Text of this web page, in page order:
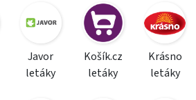
Javor
letáky
Košík.cz
letáky
Krásno
letáky